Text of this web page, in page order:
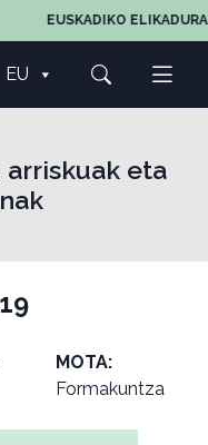
EUSKADIKO
EU
arriskuak eta
MOTA:
Formakuntza